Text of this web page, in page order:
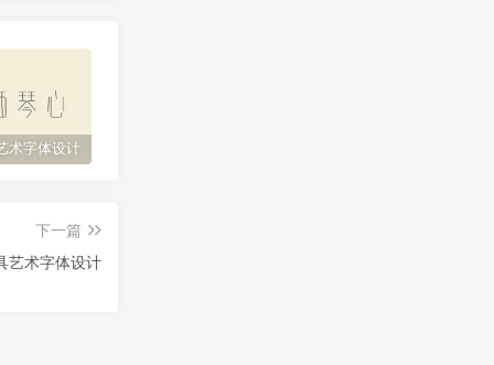
术字体设计
下一篇
艺术字体设计